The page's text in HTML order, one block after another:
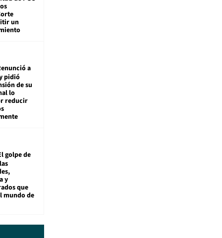
un
a
pidió
de su
lo
reducir
golpe de
y
que
mundo de